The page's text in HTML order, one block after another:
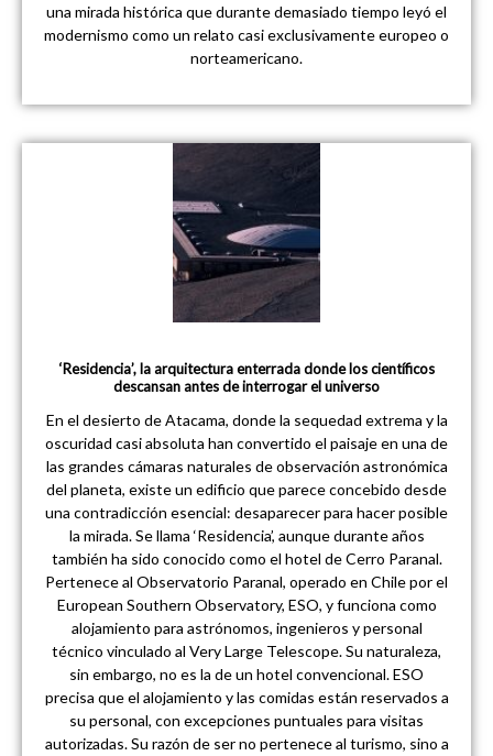
una mirada histórica que durante demasiado tiempo leyó el
modernismo como un relato casi exclusivamente europeo o
norteamericano.
‘Residencia’, la arquitectura enterrada donde los científicos
descansan antes de interrogar el universo
En el desierto de Atacama, donde la sequedad extrema y la
oscuridad casi absoluta han convertido el paisaje en una de
las grandes cámaras naturales de observación astronómica
del planeta, existe un edificio que parece concebido desde
una contradicción esencial: desaparecer para hacer posible
la mirada. Se llama ‘Residencia’, aunque durante años
también ha sido conocido como el hotel de Cerro Paranal.
Pertenece al Observatorio Paranal, operado en Chile por el
European Southern Observatory, ESO, y funciona como
alojamiento para astrónomos, ingenieros y personal
técnico vinculado al Very Large Telescope. Su naturaleza,
sin embargo, no es la de un hotel convencional. ESO
precisa que el alojamiento y las comidas están reservados a
su personal, con excepciones puntuales para visitas
autorizadas. Su razón de ser no pertenece al turismo, sino a